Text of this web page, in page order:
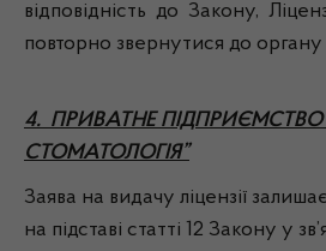
відповідність до Закону,
повторно звернутися до органу
4. ПРИВАТНЕ
СТОМАТОЛОГІЯ”
Заява на видачу ліцензії
на підставі статті 12 Закону у